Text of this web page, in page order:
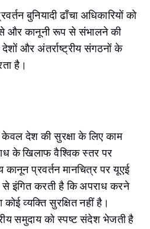
बुनियादी ढाँचा अधिकारियों को
से और कानूनी रूप से संभालने की
और अंतर्राष्ट्रीय संगठनों के
है।
केवल देश की सुरक्षा के लिए काम
के खिलाफ वैश्विक स्तर पर
कानून प्रवर्तन मानचित्र पर यूएई
इंगित करती है कि अपराध करने
व्यक्ति सुरक्षित नहीं है।
समुदाय को स्पष्ट संदेश भेजती है